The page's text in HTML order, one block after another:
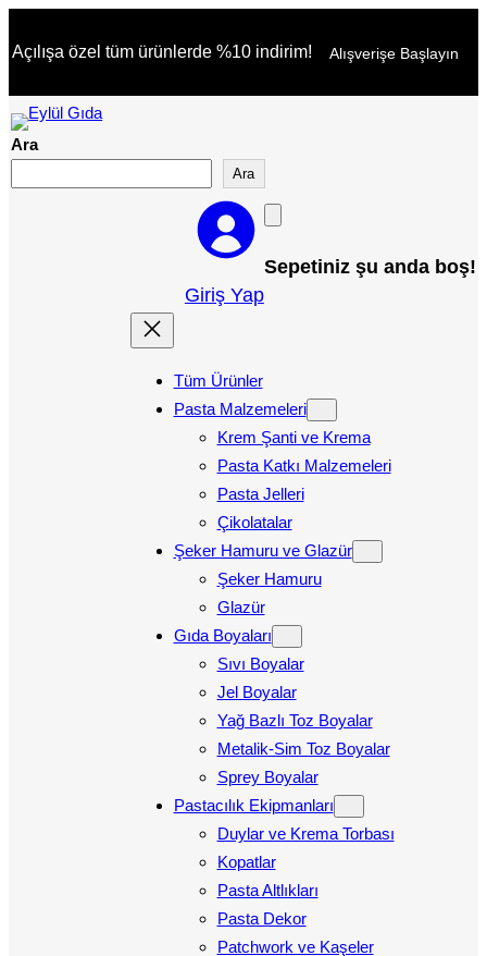
geç
Açılışa özel tüm ürünlerde %10 indirim! Alışverişe Başlayın
Ara
Ara
Giriş Yap
Sepetiniz şu anda boş!
Tüm Ürünler
Pasta Malzemeleri
Krem Şanti ve Krema
Pasta Katkı Malzemeleri
Pasta Jelleri
Çikolatalar
Şeker Hamuru ve Glazür
Şeker Hamuru
Glazür
Gıda Boyaları
Sıvı Boyalar
Jel Boyalar
Yağ Bazlı Toz Boyalar
Metalik-Sim Toz Boyalar
Sprey Boyalar
Pastacılık Ekipmanları
Duylar ve Krema Torbası
Kopatlar
Pasta Altlıkları
Pasta Dekor
Patchwork ve Kaşeler